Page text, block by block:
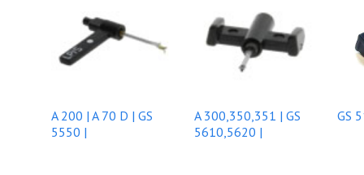
A 200 | A 70 D | GS
5550 |
A 300,350,351 | GS
5610,5620 |
GS